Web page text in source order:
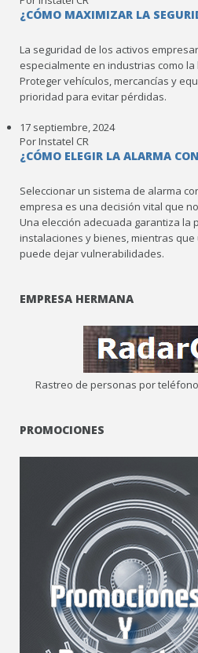
¿CÓMO MAXIMIZAR LA
La seguridad de los activos
especialmente en industrias como
Proteger vehículos, mercancías y
prioridad para evitar pérdidas.
17 septiembre, 2024
Por Instatel CR
¿CÓMO ELEGIR LA ALARMA
Seleccionar un sistema de alarma
empresa es una decisión vital que
Una elección adecuada garantiza la
instalaciones y bienes, mientras
puede dejar vulnerabilidades.
EMPRESA HERMANA
Rastreo de personas por
PROMOCIONES